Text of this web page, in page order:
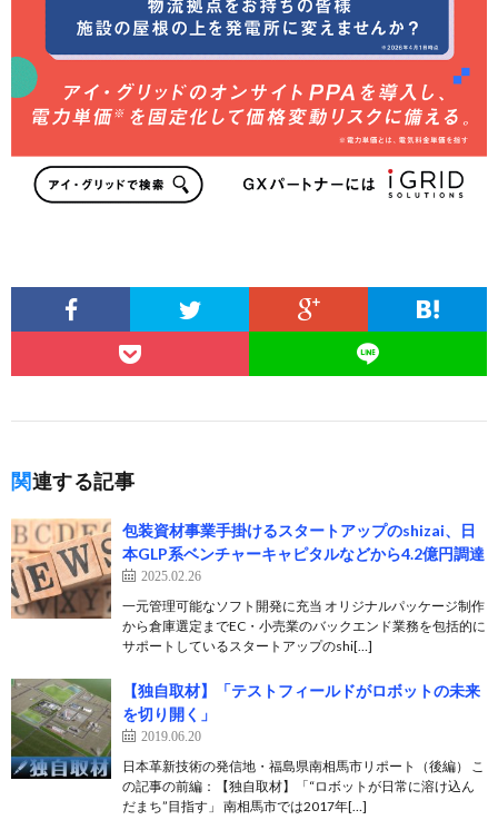
関連する記事
包装資材事業手掛けるスタートアップのshizai、日
本GLP系ベンチャーキャピタルなどから4.2億円調達
2025.02.26
一元管理可能なソフト開発に充当 オリジナルパッケージ制作
から倉庫選定までEC・小売業のバックエンド業務を包括的に
サポートしているスタートアップのshi[…]
【独自取材】「テストフィールドがロボットの未来
を切り開く」
2019.06.20
日本革新技術の発信地・福島県南相馬市リポート（後編） こ
の記事の前編：【独自取材】「“ロボットが日常に溶け込ん
だまち”目指す」 南相馬市では2017年[…]